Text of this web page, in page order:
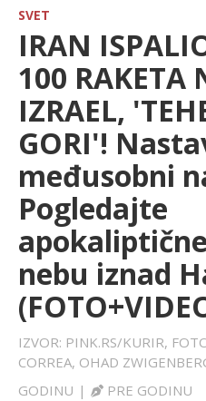
HRONIKA
FARMERI
TV
SPORT
LIFESTYLE
EXTRA
SVET
IRAN
100 RAKETA
IZRAEL,
GORI'!
međusobni
Pogledajte
nebu iznad
IZVOR: PINK.RS/KURIR,
CORREA, OHAD
GODINU | PRE GODINU